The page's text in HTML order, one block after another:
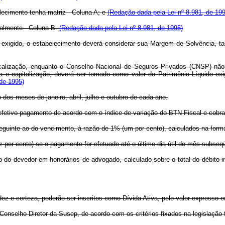
tenha matriz - Coluna A; e(Redação dada pela Lei nº 8.981, de
- Coluna B.(Redação dada pela Lei nº 8.981, de 1995)
o estabelecimento deverá considerar sua Margem de Solvência,
enquanto o Conselho Nacional de Seguros Privados (CNSP)
e capitalização, deverá ser tomado como valor do Patrimônio Líquido
1995)
meses de janeiro, abril, julho e outubro de cada ano.
pagamento de acordo com o índice de variação do BTN Fiscal e
ao do vencimento, à razão de 1% (um por cento), calculados na
cento) se o pagamento for efetuado até o último dia útil do mês
devedor em honorários de advogado, calculado sobre o total do
e certeza, poderão ser inscritos como Dívida Ativa, pelo valor expresso
Diretor da Susep, de acordo com os critérios fixados na legislação